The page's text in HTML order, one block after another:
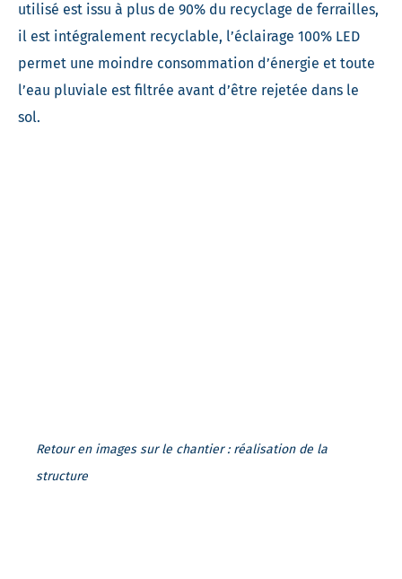
utilisé est issu à plus de 90% du recyclage de ferrailles,
il est intégralement recyclable, l’éclairage 100% LED
permet une moindre consommation d’énergie et toute
l’eau pluviale est filtrée avant d’être rejetée dans le
sol.
Retour en images sur le chantier : réalisation de la
structure